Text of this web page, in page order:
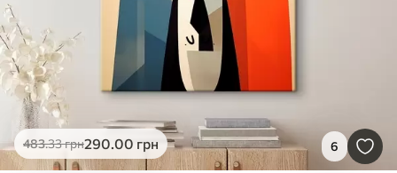
483.33грн290 .00 грн 6